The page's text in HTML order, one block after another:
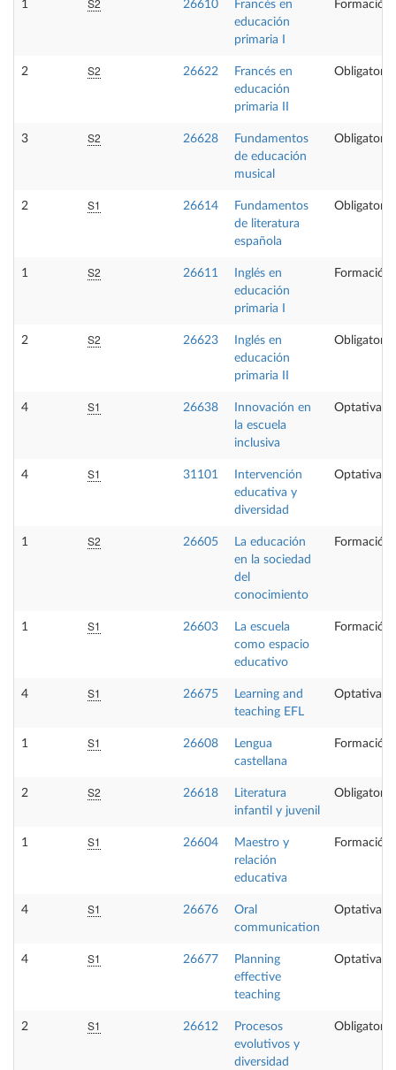
1 26610
Francés en
educación
primaria I
Formación
2 S2 26622
Francés en
educación
primaria II
Obligatoria
3 S2 26628
Fundamentos
de educación
musical
Obligatoria
2 S1 26614
Fundamentos
de literatura
española
Obligatoria
1 S2 26611
Inglés en
educación
primaria I
Formación
2 S2 26623
Inglés en
educación
primaria II
Obligatoria
4 S1 26638
Innovación en
la escuela
inclusiva
Optativa
4 S1 31101
Intervención
educativa y
diversidad
Optativa
1 S2 26605
La educación
en la sociedad
del
conocimiento
Formación
1 S1 26603
La escuela
como espacio
educativo
Formación
4 S1 26675
Learning and
teaching EFL
Optativa
1 S1 26608
Lengua
castellana
Formación
2 S2 26618
Literatura
infantil y juvenil
Obligatoria
1 S1 26604
Maestro y
relación
educativa
Formación
4 S1 26676
Oral
communication
Optativa
4 S1 26677
Planning
effective
teaching
Optativa
2 S1 26612
Procesos
evolutivos y
diversidad
Obligatoria